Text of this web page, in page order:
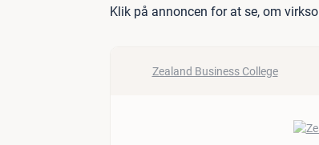
Klik på annoncen for at se, om
Zealand Business College